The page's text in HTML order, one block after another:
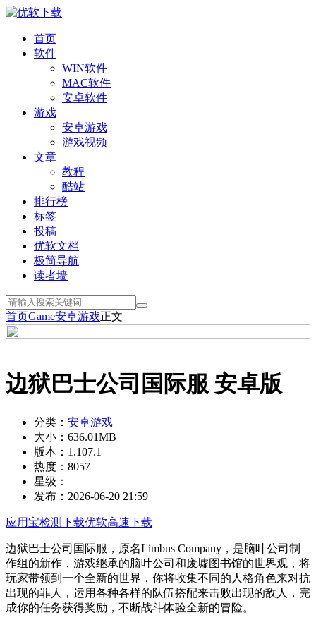
首页
软件
WIN软件
MAC软件
安卓软件
游戏
安卓游戏
游戏视频
文章
教程
酷站
排行榜
标签
投稿
优软文档
极简导航
读者墙
首页Game安卓游戏正文
边狱巴士公司国际服 安卓版
分类： 安卓游戏
大小： 636.01MB
版本： 1.107.1
热度： 8057
星级：
发布： 2026-06-20 21:59
应用宝检测下载优软高速下载
边狱巴士公司国际服，原名Limbus Company，是脑叶公司制
作组的新作，游戏继承的脑叶公司和废墟图书馆的世界观，将
玩家带领到一个全新的世界，你将收集不同的人格角色来对抗
出现的罪人，运用各种各样的队伍搭配来击败出现的敌人，完
成你的任务获得奖励，不断战斗体验全新的冒险。